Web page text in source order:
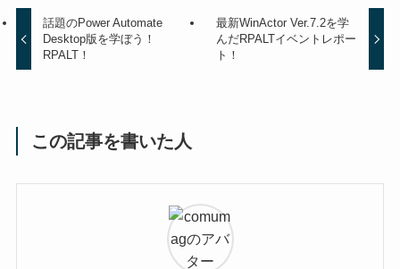
話題のPower Automate
Desktop版を学ぼう！
RPALT！
最新WinActor Ver.7.2を学
んだRPALTイベントレポー
ト！
この記事を書いた人